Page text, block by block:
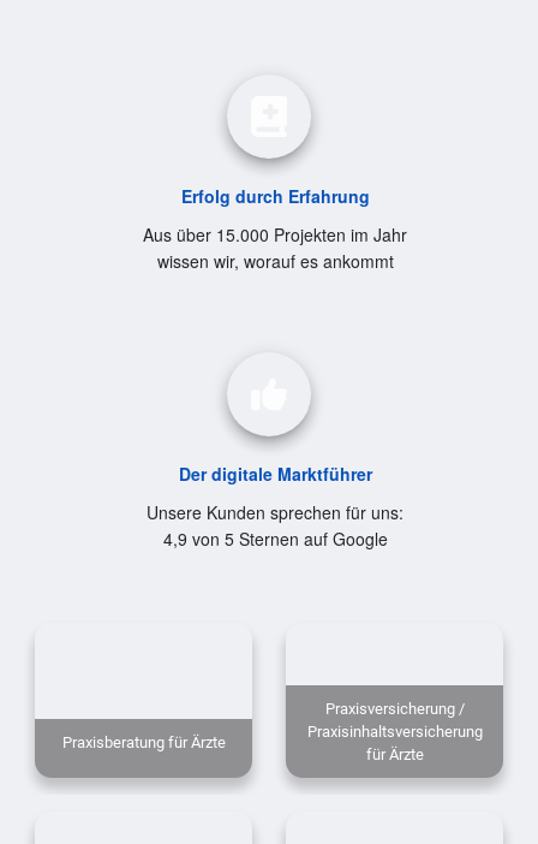
Erfolg durch Erfahrung
Aus über 15.000 Projekten im Jahr
wissen wir, worauf es ankommt
Der digitale Marktführer
Unsere Kunden sprechen für uns:
4,9 von 5 Sternen auf Google
Praxisberatung für Ärzte
Praxisversicherung /
Praxisinhaltsversicherung
für Ärzte